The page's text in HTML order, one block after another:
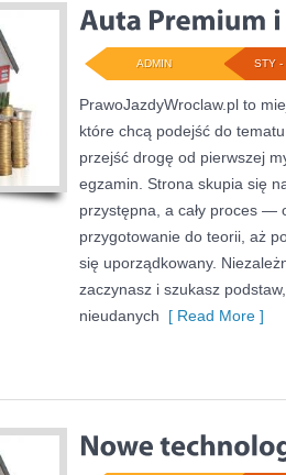
STY -
ADMIN
PrawoJazdyWroclaw.pl to
które chcą podejść do
przejść drogę od pierwszej
egzamin. Strona skupia się
przystępna, a cały proces —
przygotowanie do teorii, aż
się uporządkowany.
zaczynasz i szukasz
nieudanych [ Read More ]